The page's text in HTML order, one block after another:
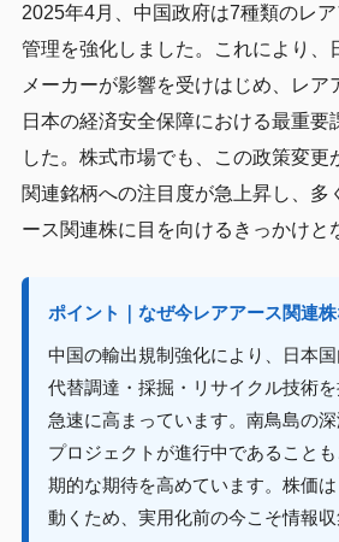
2025年4月、中国政府は7種類のレ
管理を強化しました。これにより、
メーカーが影響を受けはじめ、レア
日本の経済安全保障における最重要
した。株式市場でも、この政策変更
関連銘柄への注目度が急上昇し、多
ース関連株に目を向けるきっかけと
ポイント｜なぜ今レアアース関連株
中国の輸出規制強化により、日本
代替調達・採掘・リサイクル技術
急速に高まっています。南鳥島の
プロジェクトが進行中であること
期的な期待を高めています。株価
動くため、実用化前の今こそ情報収